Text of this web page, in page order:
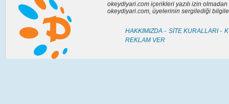
okeydiyari.com içerikleri yazılı izin
okeydiyari.com, üyelerinin sergilediği
HAKKIMIZDA - SİTE KURALLARI -
REKLAM VER